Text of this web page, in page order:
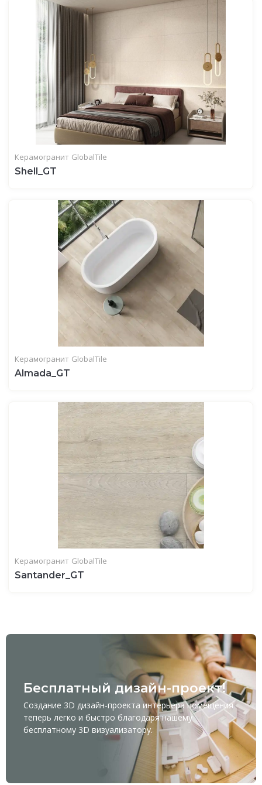
Керамогранит GlobalTile
Shell_GT
Керамогранит GlobalTile
Almada_GT
Керамогранит GlobalTile
Santander_GT
Бесплатный дизайн-проект!
Создание 3D дизайн-проекта интерьера помещения
теперь легко и быстро благодаря нашему
бесплатному 3D визуализатору.